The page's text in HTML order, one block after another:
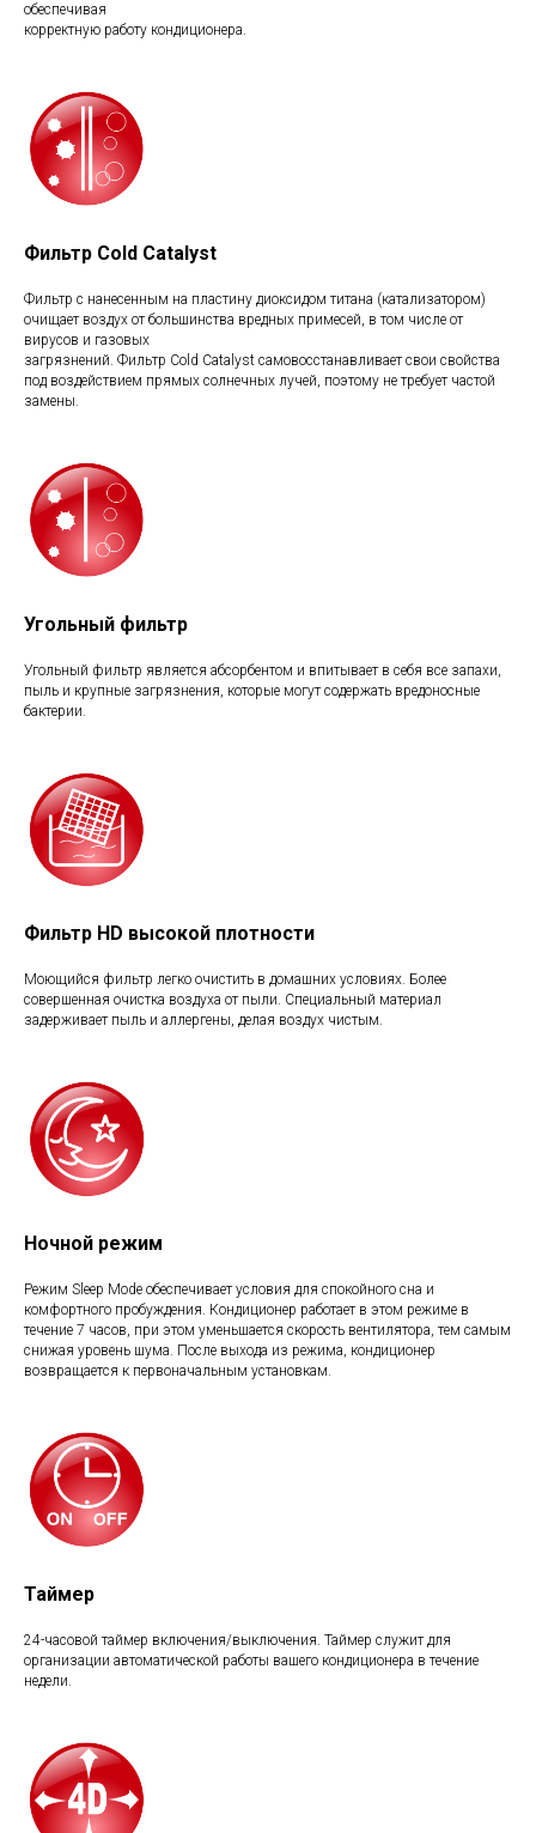
обеспечивая
корректную работу кондиционера.
Фильтр Cold Catalyst
Фильтр с нанесенным на пластину диоксидом титана (катализатором)
очищает воздух от большинства вредных примесей, в том числе от
вирусов и газовых
загрязнений. Фильтр Cold Catalyst самовосстанавливает свои свойства
под воздействием прямых солнечных лучей, поэтому не требует частой
замены.
Угольный фильтр
Угольный фильтр является абсорбентом и впитывает в себя все запахи,
пыль и крупные загрязнения, которые могут содержать вредоносные
бактерии.
Фильтр HD высокой плотности
Моющийся фильтр легко очистить в домашних условиях. Более
совершенная очистка воздуха от пыли. Специальный материал
задерживает пыль и аллергены, делая воздух чистым.
Ночной режим
Режим Sleep Mode обеспечивает условия для спокойного сна и
комфортного пробуждения. Кондиционер работает в этом режиме в
течение 7 часов, при этом уменьшается скорость вентилятора, тем самым
снижая уровень шума. После выхода из режима, кондиционер
возвращается к первоначальным установкам.
Таймер
24-часовой таймер включения/выключения. Таймер служит для
организации автоматической работы вашего кондиционера в течение
недели.